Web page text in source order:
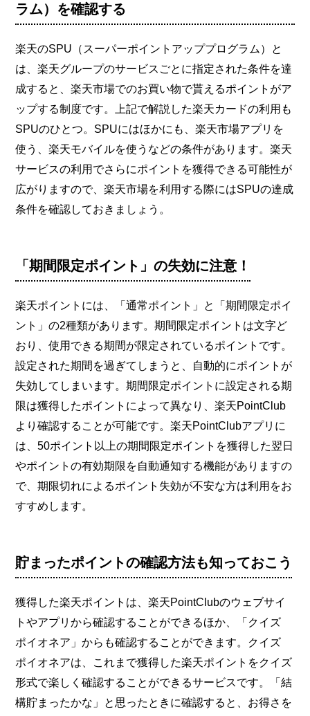
ラム）を確認する
楽天のSPU（スーパーポイントアッププログラム）と
は、楽天グループのサービスごとに指定された条件を達
成すると、楽天市場でのお買い物で貰えるポイントがア
ップする制度です。上記で解説した楽天カードの利用も
SPUのひとつ。SPUにはほかにも、楽天市場アプリを
使う、楽天モバイルを使うなどの条件があります。楽天
サービスの利用でさらにポイントを獲得できる可能性が
広がりますので、楽天市場を利用する際にはSPUの達成
条件を確認しておきましょう。
「期間限定ポイント」の失効に注意！
楽天ポイントには、「通常ポイント」と「期間限定ポイ
ント」の2種類があります。期間限定ポイントは文字ど
おり、使用できる期間が限定されているポイントです。
設定された期間を過ぎてしまうと、自動的にポイントが
失効してしまいます。期間限定ポイントに設定される期
限は獲得したポイントによって異なり、楽天PointClub
より確認することが可能です。楽天PointClubアプリに
は、50ポイント以上の期間限定ポイントを獲得した翌日
やポイントの有効期限を自動通知する機能がありますの
で、期限切れによるポイント失効が不安な方は利用をお
すすめします。
貯まったポイントの確認方法も知っておこう
獲得した楽天ポイントは、楽天PointClubのウェブサイ
トやアプリから確認することができるほか、「クイズ
ポイオネア」からも確認することができます。クイズ
ポイオネアは、これまで獲得した楽天ポイントをクイズ
形式で楽しく確認することができるサービスです。「結
構貯まったかな」と思ったときに確認すると、お得さを